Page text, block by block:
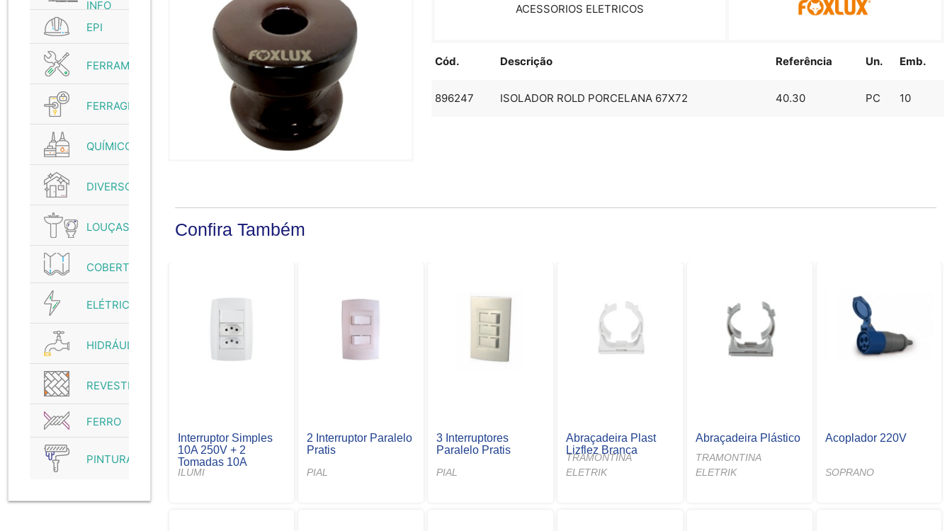
INFO
EPI
FERRAMENTAS
FERRAGENS
QUÍMICO
DIVERSOS
LOUÇAS
COBERTURAS
ELÉTRICO
HIDRÁULICO
REVESTIMENTO
FERRO
PINTURA
ACESSORIOS ELETRICOS
Cód. Descrição Referência Un. Emb.
896247 ISOLADOR ROLD PORCELANA 67X72 40.30 PC 10
Confira Também
Interruptor Simples
10A 250V + 2
Tomadas 10A
ILUMI
2 Interruptor Paralelo
Pratis
PIAL
3 Interruptores
Paralelo Pratis
PIAL
Abraçadeira Plast
Lizflez Branca
TRAMONTINA
ELETRIK
Abraçadeira Plástico
TRAMONTINA
ELETRIK
Acoplador 220V
SOPRANO